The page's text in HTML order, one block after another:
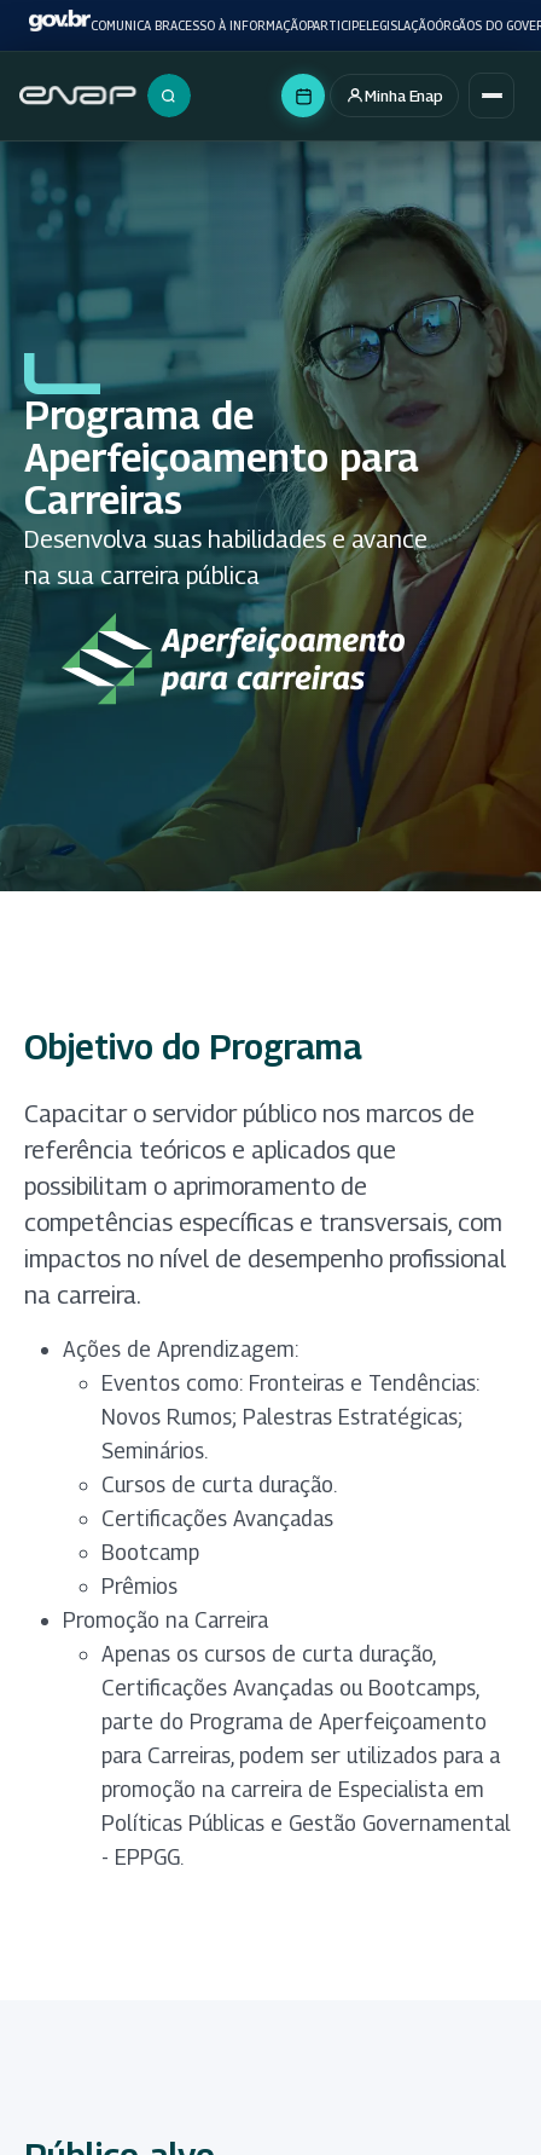
COMUNICA BRACESSO À INFORMAÇÃOPARTICIPELEGISLAÇÃOÓRGÃOS DO
Buscar no portal
Minha Enap
Programa de
Aperfeiçoamento para
Carreiras
Desenvolva suas habilidades e avance
na sua carreira pública
Objetivo do Programa
Capacitar o servidor público nos marcos de
referência teóricos e aplicados que
possibilitam o aprimoramento de
competências específicas e transversais, com
impactos no nível de desempenho profissional
na carreira.
Ações de Aprendizagem:
Eventos como: Fronteiras e Tendências:
Novos Rumos; Palestras Estratégicas;
Seminários.
Cursos de curta duração.
Certificações Avançadas
Bootcamp
Prêmios
Promoção na Carreira
Apenas os cursos de curta duração,
Certificações Avançadas ou Bootcamps,
parte do Programa de Aperfeiçoamento
para Carreiras, podem ser utilizados para a
promoção na carreira de Especialista em
Políticas Públicas e Gestão Governamental
- EPPGG.